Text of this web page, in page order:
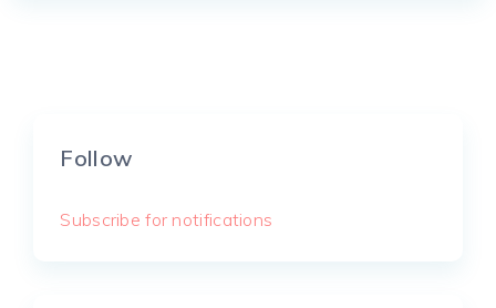
Follow
Subscribe for notifications